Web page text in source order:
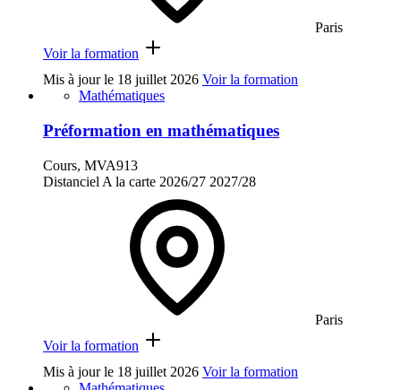
Paris
Voir la formation
Mis à jour le 18 juillet 2026 Voir la formation
Mathématiques
Préformation en mathématiques
Cours, MVA913
Distanciel A la carte 2026/27 2027/28
Paris
Voir la formation
Mis à jour le 18 juillet 2026 Voir la formation